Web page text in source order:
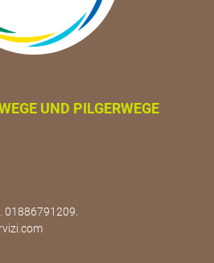
UND PILGERWEGE
01886791209.